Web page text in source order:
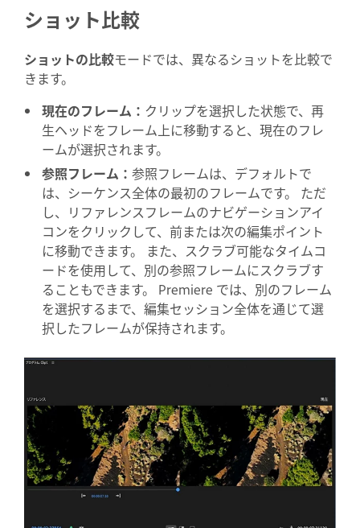
ショット比較
ショットの比較モードでは、異なるショットを比較で
きます。
現在のフレーム： クリップを選択した状態で、再
生ヘッドをフレーム上に移動すると、現在のフレ
ームが選択されます。
参照フレーム： 参照フレームは、デフォルトで
は、シーケンス全体の最初のフレームです。 ただ
し、リファレンスフレームのナビゲーションアイ
コンをクリックして、前または次の編集ポイント
に移動できます。 また、スクラブ可能なタイムコ
ードを使用して、別の参照フレームにスクラブす
ることもできます。 Premiere では、別のフレーム
を選択するまで、編集セッション全体を通じて選
択したフレームが保持されます。